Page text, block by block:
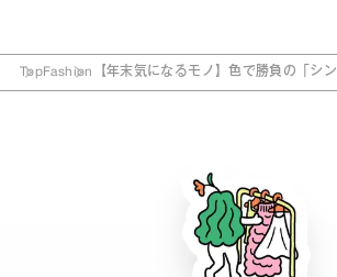
TopFashion 【年末気になるモノ】色で勝負の「シ